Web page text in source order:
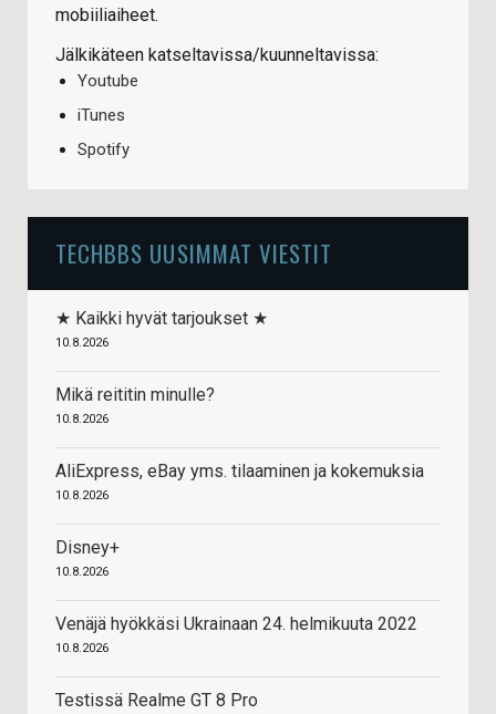
mobiiliaiheet.
Jälkikäteen katseltavissa/kuunneltavissa:
Youtube
iTunes
Spotify
TECHBBS UUSIMMAT VIESTIT
★ Kaikki hyvät tarjoukset ★
10.8.2026
Mikä reititin minulle?
10.8.2026
AliExpress, eBay yms. tilaaminen ja kokemuksia
10.8.2026
Disney+
10.8.2026
Venäjä hyökkäsi Ukrainaan 24. helmikuuta 2022
10.8.2026
Testissä Realme GT 8 Pro